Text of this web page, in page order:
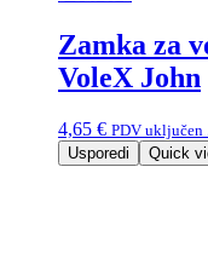
Zamka za
VoleX John
4,65 € PDV uključen
Usporedi Quick